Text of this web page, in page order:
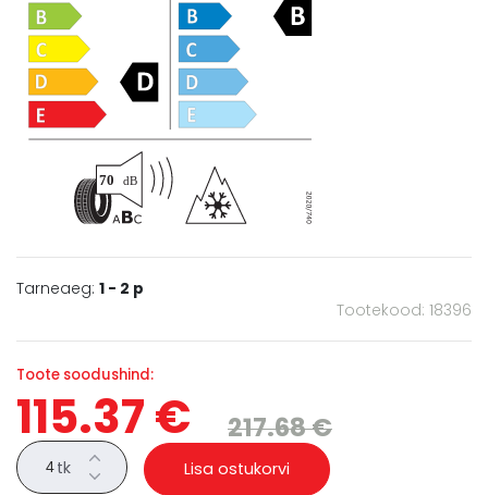
Tarneaeg: 1 - 2 p
Tootekood: 18396
Toote soodushind:
115.37 € 217.68 €
tk Lisa ostukorvi